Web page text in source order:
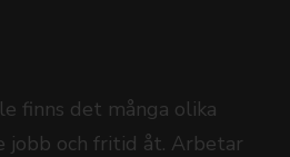
finns det många olika
jobb och fritid åt. Arbetar